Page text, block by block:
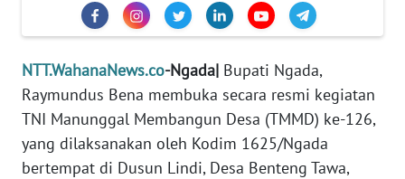
NTT.WahanaNews.co-Ngada| Bupati Ngada,
Raymundus Bena membuka secara resmi kegiatan
TNI Manunggal Membangun Desa (TMMD) ke-126,
yang dilaksanakan oleh Kodim 1625/Ngada
bertempat di Dusun Lindi, Desa Benteng Tawa,
MEDIA
SIBER
REDAKSI